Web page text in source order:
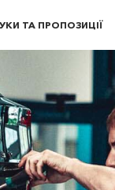
ТА ПРОПОЗИЦІЇ